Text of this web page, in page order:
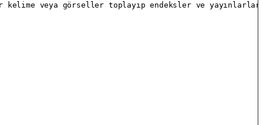
kelime veya görseller toplayıp endeksler ve